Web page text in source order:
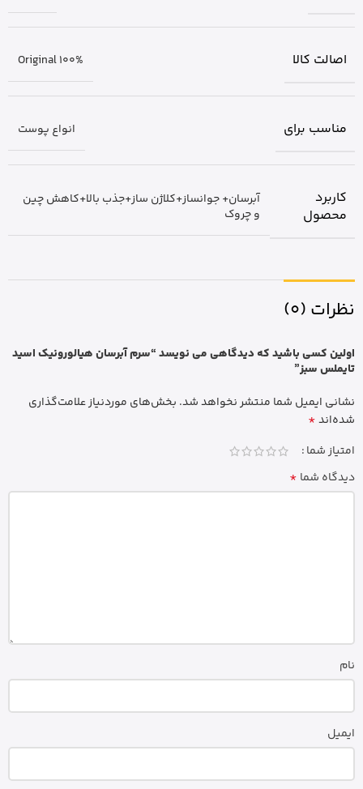
اصالت کالا Original 100%
مناسب برای انواع پوست
کاربرد
محصول
آبرسان+ جوانساز+کلاژن ساز+جذب بالا+کاهش چین
و چروک
نظرات (0)
اولین کسی باشید که دیدگاهی می نویسد “سرم آبرسان هیالورونیک اسید
تایملس سبز”
نشانی ایمیل شما منتشر نخواهد شد. بخش‌های موردنیاز علامت‌گذاری
شده‌اند*
امتیاز شما
دیدگاه شما *
نام
ایمیل